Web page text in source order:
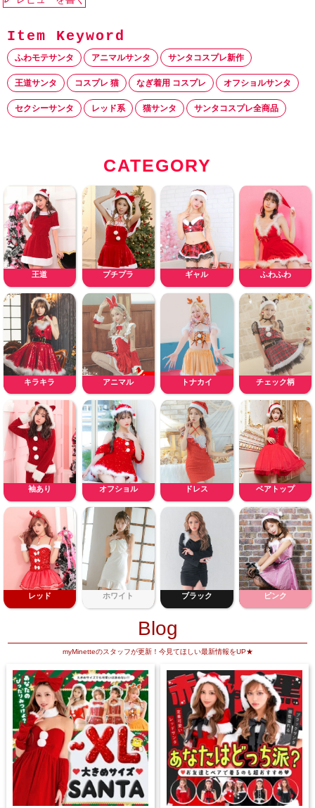
ふわモテサンタ アニマルサンタ サンタコスプレ新作
王道サンタ コスプレ 猫 なぎ着用 コスプレ オフショルサンタ
セクシーサンタ レッド系 猫サンタ サンタコスプレ全商品
CATEGORY
王道 プチプラ ギャル ふわふわ
キラキラ アニマル トナカイ チェック柄
袖あり オフショル ドレス ベアトップ
レッド ホワイト ブラック ピンク
Blog
myMinetteのスタッフが更新！今見てほしい最新情報をUP★